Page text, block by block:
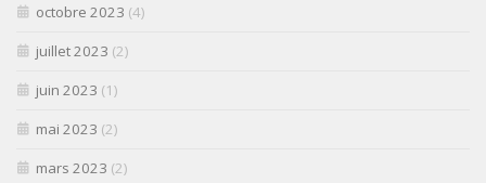
octobre 2023 (4)
juillet 2023 (2)
juin 2023 (1)
mai 2023 (2)
mars 2023 (2)